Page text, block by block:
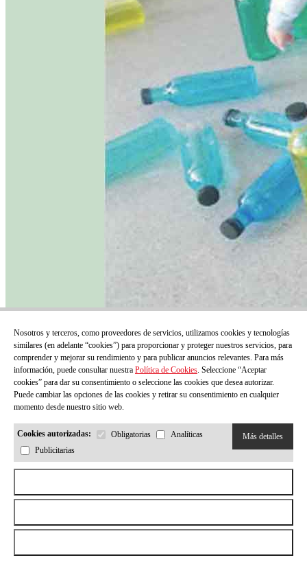
Infància 210
Ver más
Nosotros y terceros, como proveedores de servicios, utilizamos cookies y tecnologías
similares (en adelante “cookies”) para proporcionar y proteger nuestros servicios, para
comprender y mejorar su rendimiento y para publicar anuncios relevantes. Para más
información, puede consultar nuestra Política de Cookies. Seleccione “Aceptar
cookies” para dar su consentimiento o seleccione las cookies que desea autorizar.
Puede cambiar las opciones de las cookies y retirar su consentimiento en cualquier
momento desde nuestro sitio web.
Cookies autorizadas: Obligatorias
Analíticas
Publicitarias
Más detalles